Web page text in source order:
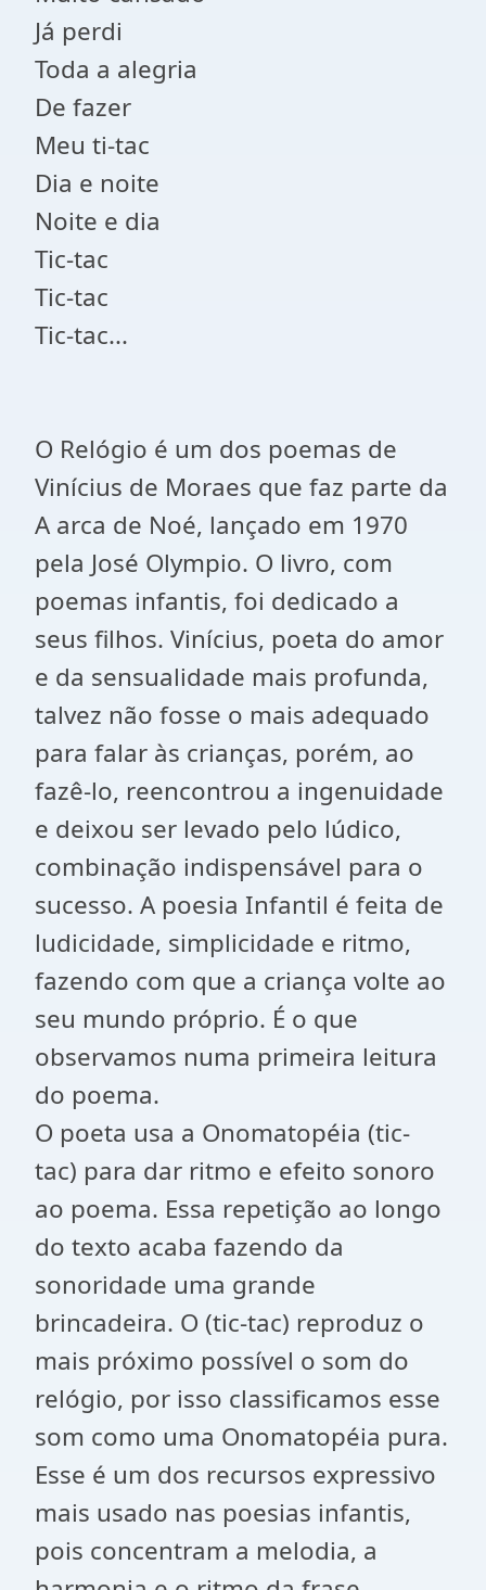
Já perdi
Toda a alegria
De fazer
Meu ti-tac
Dia e noite
Noite e dia
Tic-tac
Tic-tac
Tic-tac...
O Relógio é um dos poemas de
Vinícius de Moraes que faz parte da
A arca de Noé, lançado em 1970
pela José Olympio. O livro, com
poemas infantis, foi dedicado a
seus filhos. Vinícius, poeta do amor
e da sensualidade mais profunda,
talvez não fosse o mais adequado
para falar às crianças, porém, ao
fazê-lo, reencontrou a ingenuidade
e deixou ser levado pelo lúdico,
combinação indispensável para o
sucesso. A poesia Infantil é feita de
ludicidade, simplicidade e ritmo,
fazendo com que a criança volte ao
seu mundo próprio. É o que
observamos numa primeira leitura
do poema.
O poeta usa a Onomatopéia (tic-
tac) para dar ritmo e efeito sonoro
ao poema. Essa repetição ao longo
do texto acaba fazendo da
sonoridade uma grande
brincadeira. O (tic-tac) reproduz o
mais próximo possível o som do
relógio, por isso classificamos esse
som como uma Onomatopéia pura.
Esse é um dos recursos expressivo
mais usado nas poesias infantis,
pois concentram a melodia, a